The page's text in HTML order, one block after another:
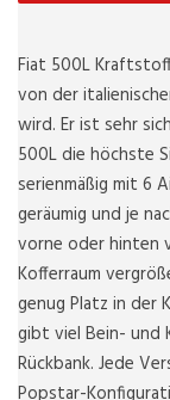
Fiat 500L
von der
wird. Er ist sehr
500L die höchste
serienmäßig mit 6
geräumig und je
vorne oder hinten
Kofferraum
genug Platz in der
gibt viel Bein- und
Rückbank. Jede
Popstar-